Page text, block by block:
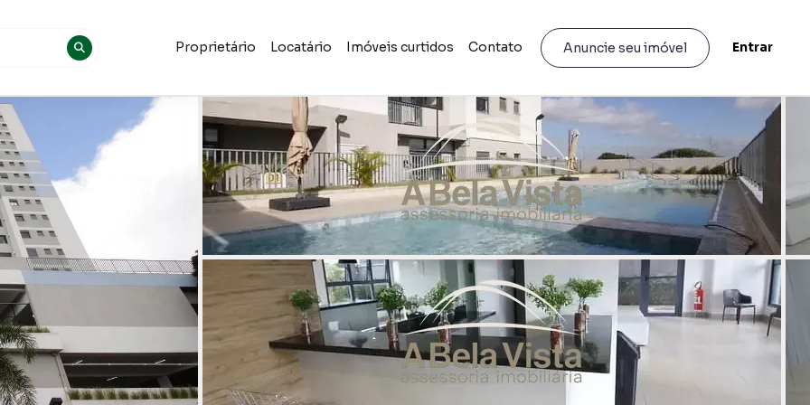
Proprietário Locatário Imóveis curtidos Contato Anuncie seu imóvel Entrar